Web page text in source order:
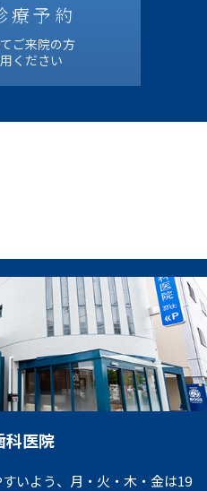
療予約
ご来院の方
ください
科医院
いよう、月・火・木・金は19